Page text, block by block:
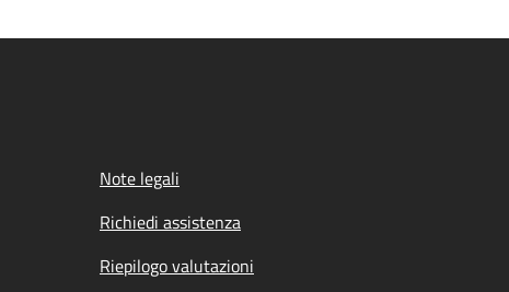
Note legali
Richiedi assistenza
Riepilogo valutazioni